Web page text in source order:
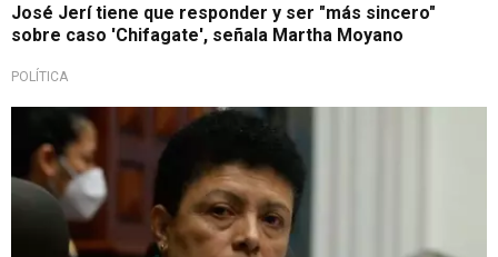
José Jerí tiene que responder y ser "más sincero"
sobre caso 'Chifagate', señala Martha Moyano
POLÍTICA
Declara a la prensa